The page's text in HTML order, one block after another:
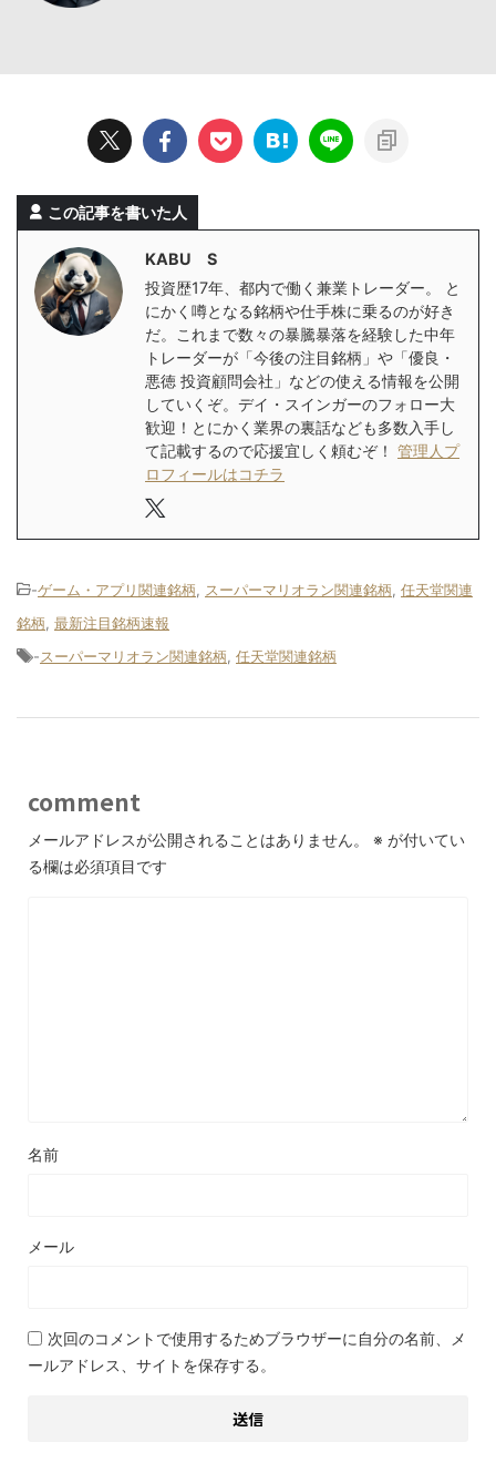
この記事を書いた人
KABU S
投資歴17年、都内で働く兼業トレーダー。 と
にかく噂となる銘柄や仕手株に乗るのが好き
だ。これまで数々の暴騰暴落を経験した中年
トレーダーが「今後の注目銘柄」や「優良・
悪徳 投資顧問会社」などの使える情報を公開
していくぞ。デイ・スインガーのフォロー大
歓迎！とにかく業界の裏話なども多数入手し
て記載するので応援宜しく頼むぞ！ 管理人プ
ロフィールはコチラ
-ゲーム・アプリ関連銘柄, スーパーマリオラン関連銘柄, 任天堂関連
銘柄, 最新注目銘柄速報
-スーパーマリオラン関連銘柄, 任天堂関連銘柄
comment
メールアドレスが公開されることはありません。 ※ が付いてい
る欄は必須項目です
名前
メール
次回のコメントで使用するためブラウザーに自分の名前、メ
ールアドレス、サイトを保存する。